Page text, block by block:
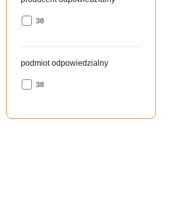
producent
38
podmiot odpowiedzialny
podmiot
38